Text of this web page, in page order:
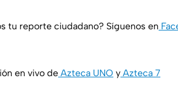
tu reporte ciudadano? Síguenos en
en vivo de Azteca UNO y Azteca 7